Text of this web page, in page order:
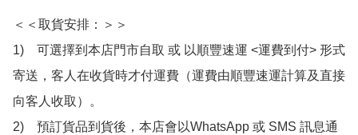
＜＜取貨安排：＞＞
1)　可選擇到本店門市自取 或 以順豐速運 <運費到付> 形式
寄送，客人在收貨時才付運費（運費由順豐速運計算及直接
向客人收取）。
2)　預訂貨品到貨後，本店會以WhatsApp 或 SMS 訊息通